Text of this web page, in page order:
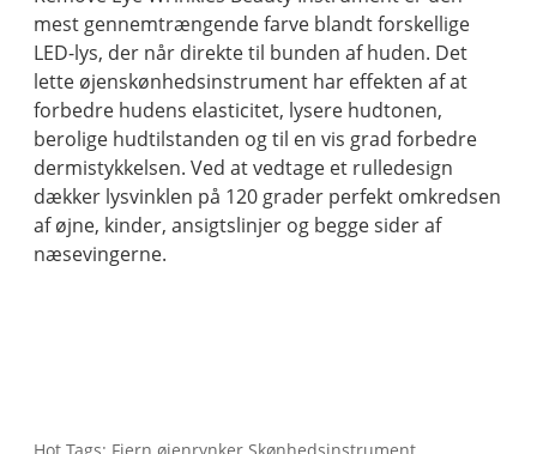
mest gennemtrængende farve blandt forskellige
LED-lys, der når direkte til bunden af ​​huden. Det
lette øjenskønhedsinstrument har effekten af ​​at
forbedre hudens elasticitet, lysere hudtonen,
berolige hudtilstanden og til en vis grad forbedre
dermistykkelsen. Ved at vedtage et rulledesign
dækker lysvinklen på 120 grader perfekt omkredsen
af ​​øjne, kinder, ansigtslinjer og begge sider af
næsevingerne.